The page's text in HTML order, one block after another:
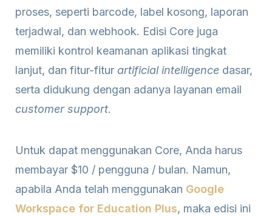
proses, seperti barcode, label kosong, laporan
terjadwal, dan webhook. Edisi Core juga
memiliki kontrol keamanan aplikasi tingkat
lanjut, dan fitur-fitur artificial intelligence dasar,
serta didukung dengan adanya layanan email
customer support.
Untuk dapat menggunakan Core, Anda harus
membayar $10 / pengguna / bulan. Namun,
apabila Anda telah menggunakan Google
Workspace for Education Plus, maka edisi ini